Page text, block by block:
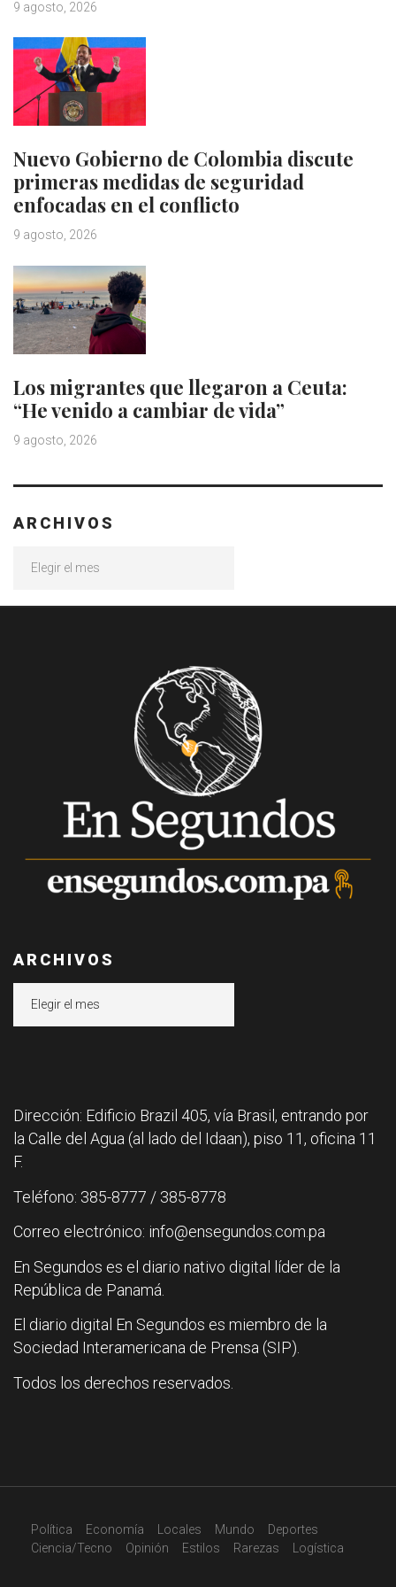
9 agosto, 2026
Nuevo Gobierno de Colombia discute
primeras medidas de seguridad
enfocadas en el conflicto
9 agosto, 2026
Los migrantes que llegaron a Ceuta:
“He venido a cambiar de vida”
9 agosto, 2026
ARCHIVOS
ARCHIVOS
Dirección: Edificio Brazil 405, vía Brasil, entrando por
la Calle del Agua (al lado del Idaan), piso 11, oficina 11
F.
Teléfono: 385-8777 / 385-8778
Correo electrónico: info@ensegundos.com.pa
En Segundos es el diario nativo digital líder de la
República de Panamá.
El diario digital En Segundos es miembro de la
Sociedad Interamericana de Prensa (SIP).
Todos los derechos reservados.
Política Economía Locales Mundo
Deportes
Ciencia/Tecno
Opinión Estilos Rarezas Logística